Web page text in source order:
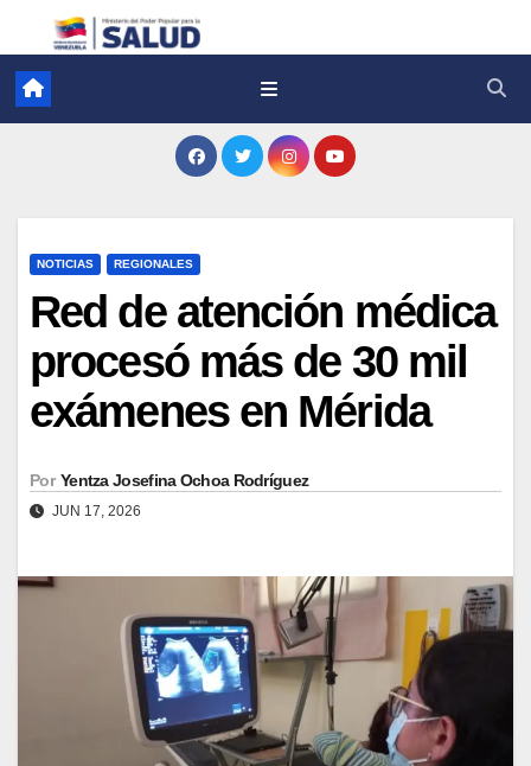
NOTICIAS REGIONALES
Red de atención médica
procesó más de 30 mil
exámenes en Mérida
Por Yentza Josefina Ochoa Rodríguez
JUN 17, 2026